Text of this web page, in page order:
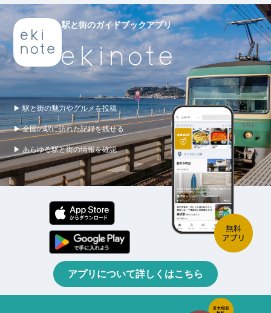
駅と街のガイドブックアプリ
▶ 駅と街の魅力やグルメを投稿
▶ 全国の駅に訪れた記録を残せる
▶ あらゆる駅と街の情報を確認
アプリについて詳しくはこちら